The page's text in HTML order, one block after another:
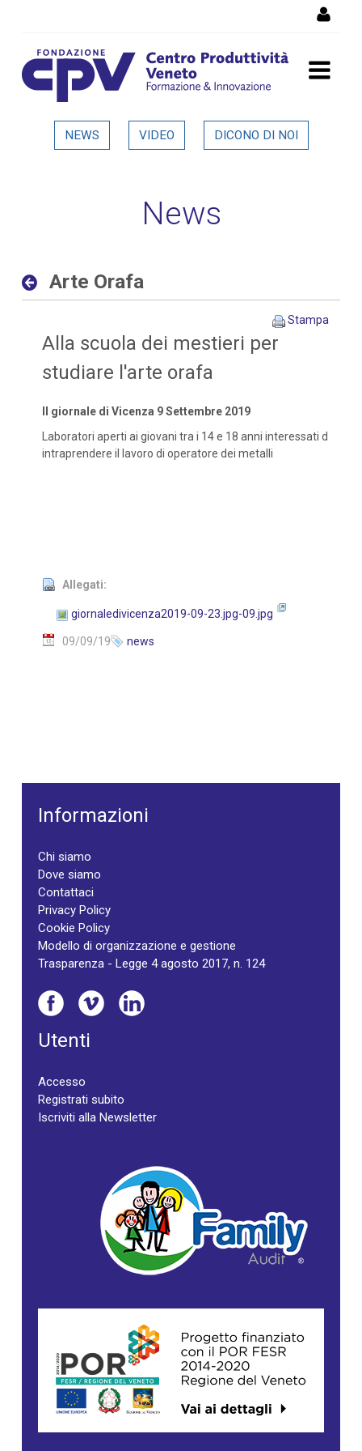
Arte Orafa - Dettaglio in
NEWS VIDEO DICONO DI NOI
News
Arte Orafa
Stampa
Alla scuola dei mestieri per
studiare l'arte orafa
Il giornale di Vicenza 9 Settembre 2019
Laboratori aperti ai giovani tra i 14 e 18 anni interessati d
intraprendere il lavoro di operatore dei metalli
Allegati:
giornaledivicenza2019-09-23.jpg-09.jpg
09/09/19 news
Informazioni
Chi siamo
Dove siamo
Contattaci
Privacy Policy
Cookie Policy
Modello di organizzazione e gestione
Trasparenza - Legge 4 agosto 2017, n. 124
Utenti
Accesso
Registrati subito
Iscriviti alla Newsletter